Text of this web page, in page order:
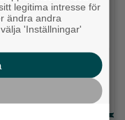
legitima intresse för
ändra andra
'Inställningar'